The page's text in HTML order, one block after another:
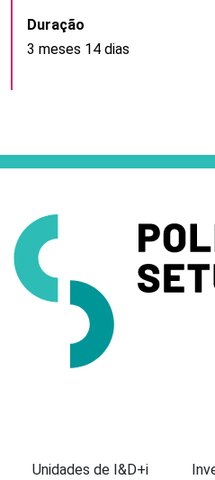
Duração
3 meses 14 dias
Unidades de I&D+i